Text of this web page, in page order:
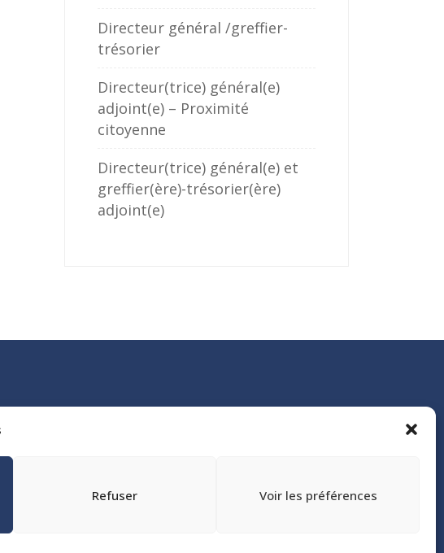
Refuser Voir les préférences
Directeur général /greffier-
trésorier
Directeur(trice) général(e)
adjoint(e) – Proximité
citoyenne
Directeur(trice) général(e) et
greffier(ère)-trésorier(ère)
adjoint(e)